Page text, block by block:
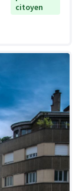
citoyen